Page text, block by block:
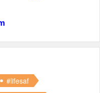
#lifesaf